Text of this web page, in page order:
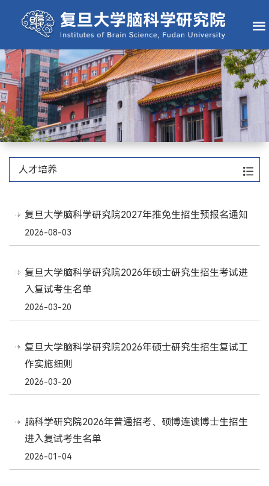
人才培养
复旦大学脑科学研究院2027年推免生招生预报名通知
2026-08-03
复旦大学脑科学研究院2026年硕士研究生招生考试进
入复试考生名单
2026-03-20
复旦大学脑科学研究院2026年硕士研究生招生复试工
作实施细则
2026-03-20
脑科学研究院2026年普通招考、硕博连读博士生招生
进入复试考生名单
2026-01-04